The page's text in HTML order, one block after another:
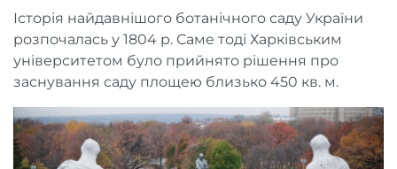
Історія найдавнішого ботанічного саду України
розпочалась у 1804 р. Саме тоді Харківським
університетом було прийнято рішення про
заснування саду площею близько 450 кв. м.